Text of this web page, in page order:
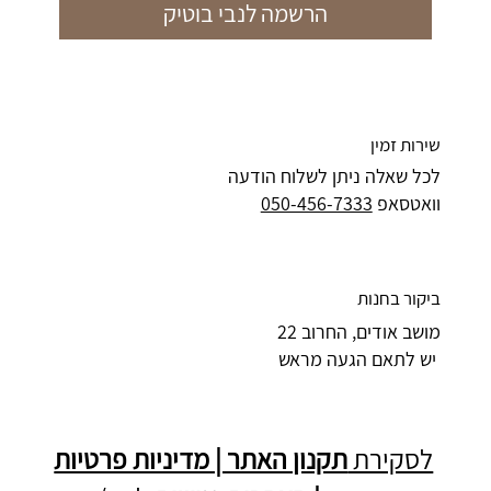
הרשמה לנבי בוטיק
שירות זמין
לכל שאלה ניתן לשלוח הודעה
וואטסאפ 050-456-7333
ביקור בחנות
מושב אודים, החרוב 22
יש לתאם הגעה מראש
לסקירתתקנון האתר | מדיניות פרטיות